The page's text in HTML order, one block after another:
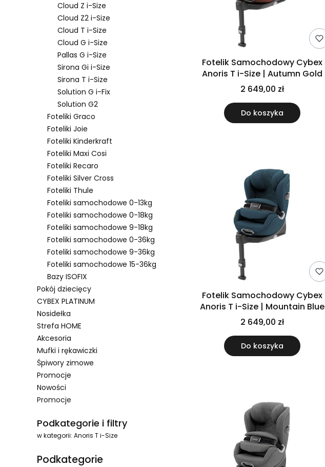
Cloud Z i-Size
Cloud Z2 i-Size
Cloud T i-Size
Cloud G i-Size
Pallas G i-Size
Sirona Gi i-Size
Sirona T i-Size
Solution G i-Fix
Solution G2
Foteliki Graco
Foteliki Joie
Foteliki Kinderkraft
Foteliki Maxi Cosi
Foteliki Recaro
Foteliki Silver Cross
Foteliki Thule
Foteliki samochodowe 0-13kg
Foteliki samochodowe 0-18kg
Foteliki samochodowe 9-18kg
Foteliki samochodowe 0-36kg
Foteliki samochodowe 9-36kg
Foteliki samochodowe 15-36kg
Bazy ISOFIX
Pokój dziecięcy
CYBEX PLATINUM
Nosidełka
Strefa HOME
Akcesoria
Mufki i rękawiczki
Śpiwory zimowe
Promocje
Nowości
Promocje
Podkategorie i filtry
w kategorii: Anoris T i-Size
Podkategorie
Fotelik Samochodowy Cybex
Anoris T i-Size | Autumn Gold
2 649,00 zł
Do koszyka
Fotelik Samochodowy Cybex
Anoris T i-Size | Mountain Blue
2 649,00 zł
Do koszyka